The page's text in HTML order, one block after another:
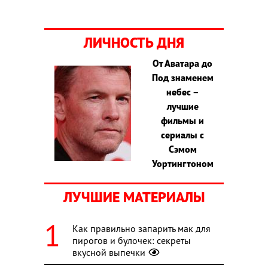
ЛИЧНОСТЬ ДНЯ
От Аватара до
Под знаменем
небес –
лучшие
фильмы и
сериалы с
Сэмом
Уортингтоном
ЛУЧШИЕ МАТЕРИАЛЫ
Как правильно запарить мак для
пирогов и булочек: секреты
вкусной выпечки